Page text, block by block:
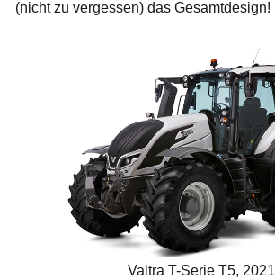
(nicht zu vergessen) das Gesamtdesign!
Valtra T-Serie T5, 2021